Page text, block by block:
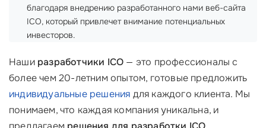
благодаря внедрению разработанного нами веб-сайта
ICO, который привлечет внимание потенциальных
инвесторов.
Наши разработчики ICO — это профессионалы с
более чем 20-летним опытом, готовые предложить
индивидуальные решения для каждого клиента. Мы
понимаем, что каждая компания уникальна, и